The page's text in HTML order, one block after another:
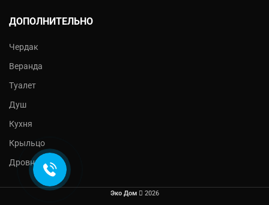
ДОПОЛНИТЕЛЬНО
Чердак
Веранда
Туалет
Душ
Кухня
Крыльцо
Дровник
Эко Дом 2026